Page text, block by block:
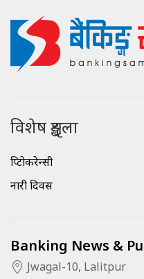
विशेष शृङ्खला
क्रिप्टोकरेन्सी
नारी दिवस
Banking News &
Jwagal-10, Lalitpur